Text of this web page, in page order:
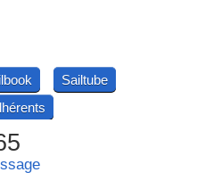
Sailtube